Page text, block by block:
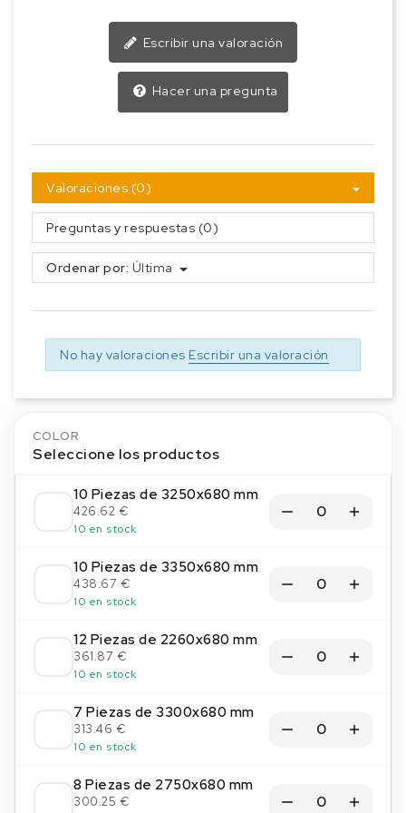
Escribir una valoración
Hacer una pregunta
Valoraciones (0)
Preguntas y respuestas (0)
Ordenar por: Última
No hay valoraciones Escribir una valoración
COLOR
Seleccione los productos
10 Piezas de 3250x680 mm
426.62 €
10 en stock
10 Piezas de 3350x680 mm
438.67 €
10 en stock
12 Piezas de 2260x680 mm
361.87 €
10 en stock
7 Piezas de 3300x680 mm
313.46 €
10 en stock
8 Piezas de 2750x680 mm
300.25 €